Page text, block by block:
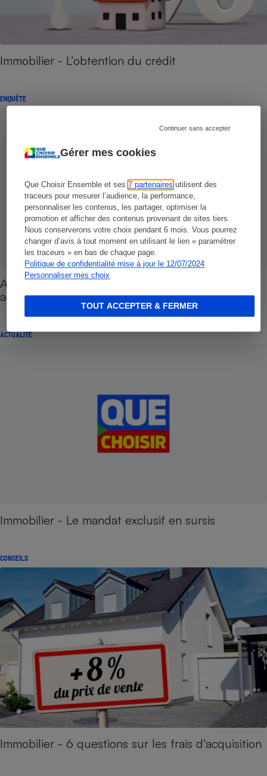
Gérer mes cookies
Que Choisir Ensemble et ses7 partenaires utilisent des
traceurs pour mesurer l’audience, la performance,
personnaliser les contenus, les partager, optimiser la
promotion et afficher des contenus provenant de sites tiers.
Nous conserverons votre choix pendant 6 mois. Vous pourrez
changer d’avis à tout moment en utilisant le lien « paramétrer
les traceurs » en bas de chaque page.
Politique de confidentialité mise à jour le 12/07/2024
Personnaliser mes choix
Continuer sans accepter
TOUT ACCEPTER & FERMER
Immobilier - L’obtention du crédit
ENQUÊTE
Acheter un logement - Limitez le coût de votre
acquisition
ACTUALITÉ
Immobilier - Le mandat exclusif en sursis
CONSEILS
Immobilier - 6 questions sur les frais d’acquisition